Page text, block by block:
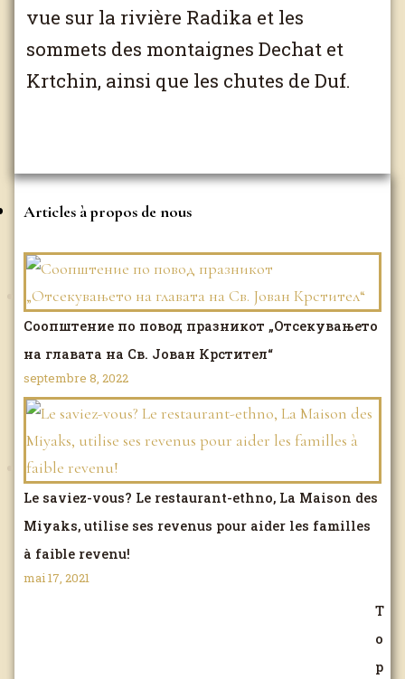
vue sur la rivière Radika et les
sommets des montaignes Dechat et
Krtchin, ainsi que les chutes de Duf.
Articles à propos de nous
Соопштение по повод празникот „Отсекувањето
на главата на Св. Јован Крстител“
septembre 8, 2022
Le saviez-vous? Le restaurant-ethno, La Maison des
Miyaks, utilise ses revenus pour aider les familles
à faible revenu!
mai 17, 2021
T
o
p